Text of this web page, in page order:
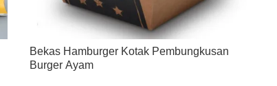
Bekas Hamburger Kotak Pembungkusan
Burger Ayam